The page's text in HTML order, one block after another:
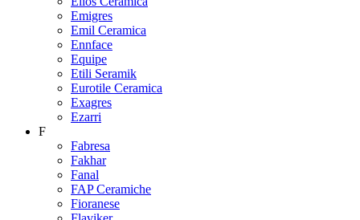
Emigres
Emil Ceramica
Ennface
Equipe
Etili Seramik
Eurotile Ceramica
Exagres
Ezarri
F
Fabresa
Fakhar
Fanal
FAP Ceramiche
Fioranese